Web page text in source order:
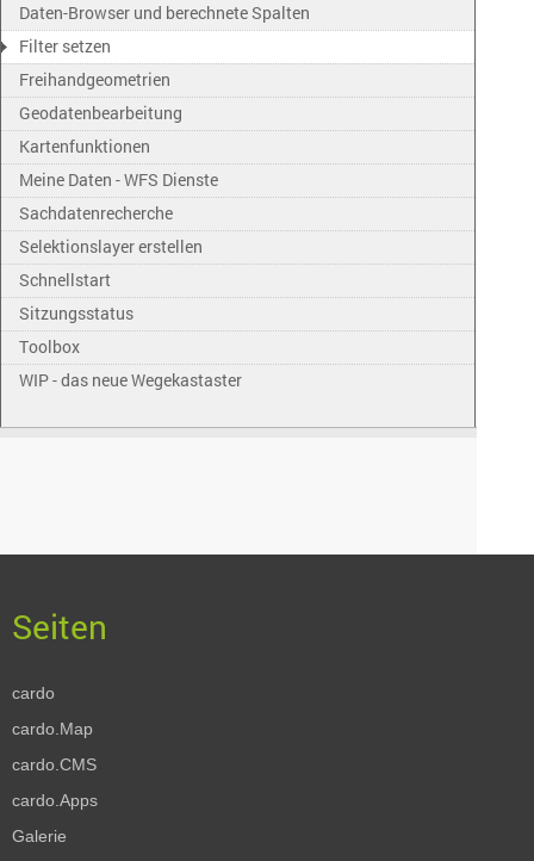
Daten-Browser und berechnete Spalten
Filter setzen
Freihandgeometrien
Geodatenbearbeitung
Kartenfunktionen
Meine Daten - WFS Dienste
Sachdatenrecherche
Selektionslayer erstellen
Schnellstart
Sitzungsstatus
Toolbox
WIP - das neue Wegekastaster
cardo
cardo.Map
cardo.CMS
cardo.Apps
Galerie